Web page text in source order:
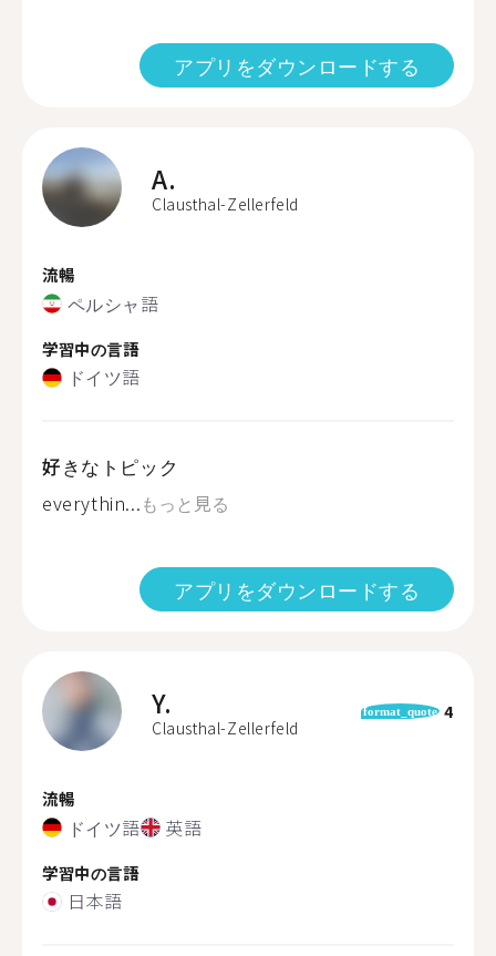
アプリをダウンロードする
A.
Clausthal-Zellerfeld
流暢
ペルシャ語
学習中の言語
ドイツ語
好きなトピック
everythin...もっと見る
アプリをダウンロードする
Y.
Clausthal-Zellerfeld
format_quote 4
流暢
ドイツ語 英語
学習中の言語
日本語